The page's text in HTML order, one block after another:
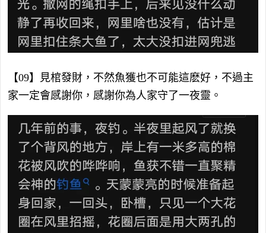
【09】見棺發財，不然魚獲也不可能這麽好，不過主
家一定會感謝你，感謝你為人家守了一夜靈。